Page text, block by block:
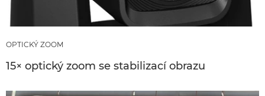
OPTICKÝ ZOOM
15× optický zoom se stabilizací obrazu